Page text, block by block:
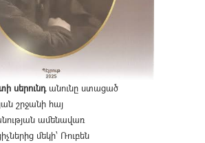
սերունդանունը ստացած
շրջանի հայ
ամենավառ
մեկի՝ Ռուբեն